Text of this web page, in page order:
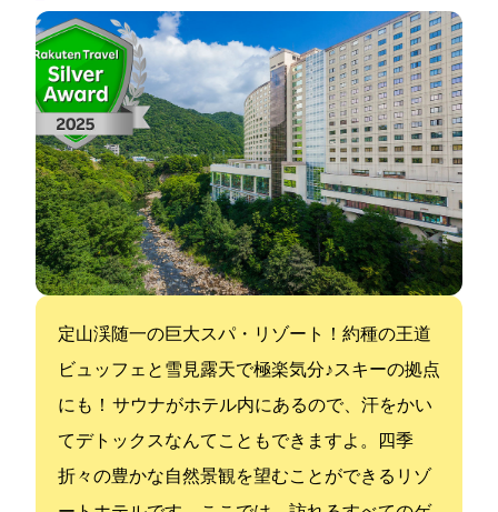
定山渓随一の巨大スパ・リゾート！約60種の王道
ビュッフェと雪見露天で極楽気分♪スキーの拠点
にも！ サウナがホテル内にあるので、汗をかい
てデトックスなんてこともできますよ。四季
折々の豊かな自然景観を望むことができるリゾ